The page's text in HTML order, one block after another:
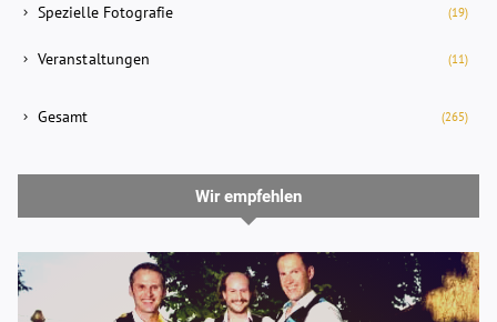
Spezielle Fotografie (19)
Veranstaltungen (11)
Gesamt (265)
Wir empfehlen